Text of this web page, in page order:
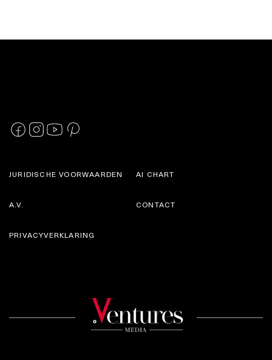
JURIDISCHE VOORWAARDEN
A.V.
AI CHART
CONTACT
PRIVACYVERKLARING